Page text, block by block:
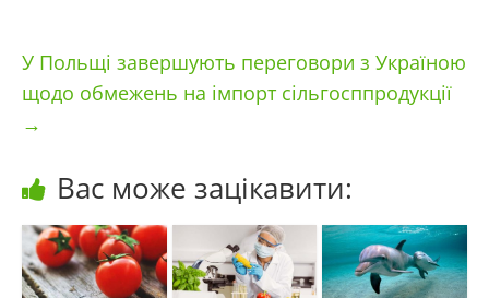
У Польщі завершують переговори з Україною
щодо обмежень на імпорт сільгосппродукції
→
Вас може зацікавити: